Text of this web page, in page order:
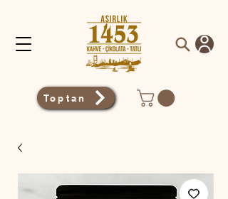
Toptan